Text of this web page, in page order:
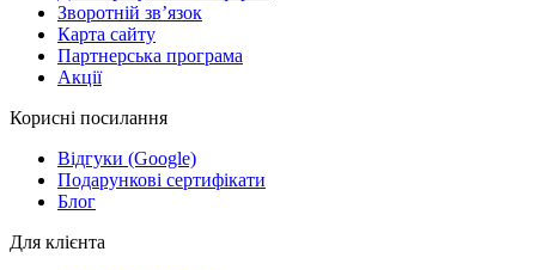
Зворотній зв’язок
Карта сайту
Партнерська програма
Акції
Корисні посилання
Відгуки (Google)
Подарункові сертифікати
Блог
Для клієнта